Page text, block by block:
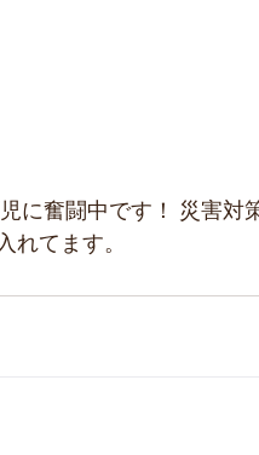
に奮闘中です！ 災害対
てます。